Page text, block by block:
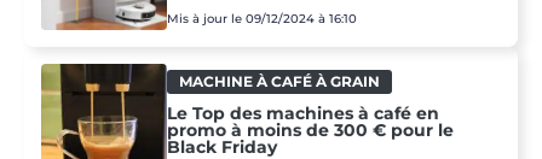
Mis à jour le 09/12/2024 à 16:10
MACHINE À CAFÉ À GRAIN
Le Top des machines à café en
promo à moins de 300 € pour le
Black Friday